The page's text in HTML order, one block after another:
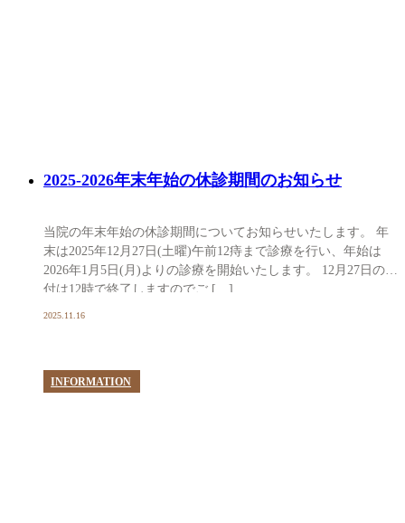
2025-2026年末年始の休診期間のお知らせ
当院の年末年始の休診期間についてお知らせいたします。 年
末は2025年12月27日(土曜)午前12痔まで診療を行い、年始は
2026年1月5日(月)よりの診療を開始いたします。 12月27日の受
付は12時で終了しますのでご […]
2025.11.16
INFORMATION